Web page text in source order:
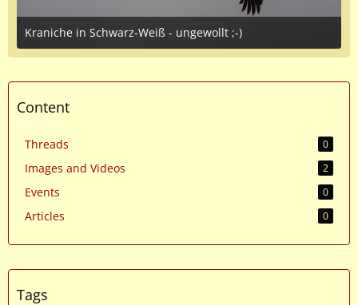
Kraniche in Schwarz-Weiß - ungewollt ;-)
October 7, 2016 at 7:50 PM
Content
Threads 0
Images and Videos 2
Events 0
Articles 0
Tags